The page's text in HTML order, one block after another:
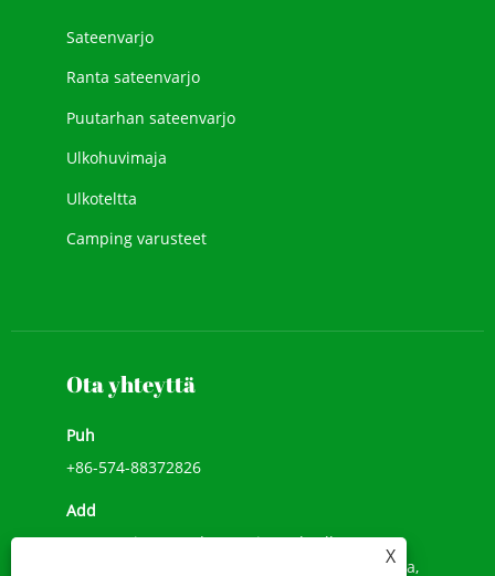
Sateenvarjo
Ranta sateenvarjo
Puutarhan sateenvarjo
Ulkohuvimaja
Ulkoteltta
Camping varusteet
Ota yhteyttä
Puh
+86-574-88372826
Add
No.518, Li He Road, Songxia Umbrella Town,
Shanghaai, Shaoxing City, Zhejiangin maakunta,
X